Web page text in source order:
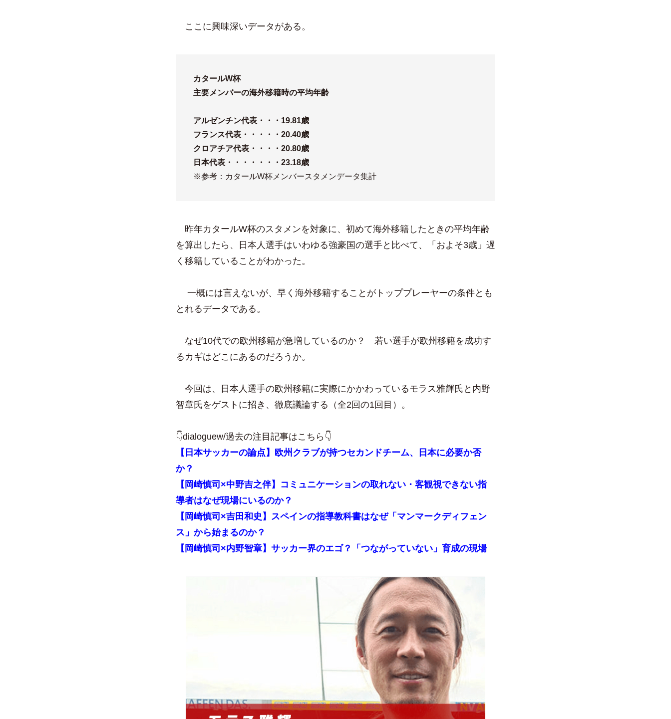
ここに興味深いデータがある。
カタールW杯
主要メンバーの海外移籍時の平均年齢
アルゼンチン代表・・・19.81歳
フランス代表・・・・・20.40歳
クロアチア代表・・・・20.80歳
日本代表・・・・・・・23.18歳
※参考：カタールW杯メンバースタメンデータ集計
昨年カタールW杯のスタメンを対象に、初めて海外移籍したときの平均年齢
を算出したら、日本人選手はいわゆる強豪国の選手と比べて、「およそ3歳」遅
く移籍していることがわかった。
一概には言えないが、早く海外移籍することがトッププレーヤーの条件とも
とれるデータである。
なぜ10代での欧州移籍が急増しているのか？ 若い選手が欧州移籍を成功す
るカギはどこにあるのだろうか。
今回は、日本人選手の欧州移籍に実際にかかわっているモラス雅輝氏と内野
智章氏をゲストに招き、徹底議論する （全2回の1回目）。
👇dialoguew/過去の注目記事はこちら👇
【日本サッカーの論点】欧州クラブが持つセカンドチーム、日本に必要か否
か？
【岡崎慎司×中野吉之伴】コミュニケーションの取れない・客観視できない指
導者はなぜ現場にいるのか？
【岡崎慎司×吉田和史】スペインの指導教科書はなぜ「マンマークディフェン
ス」から始まるのか？
【岡崎慎司×内野智章】サッカー界のエゴ？「つながっていない」育成の現場